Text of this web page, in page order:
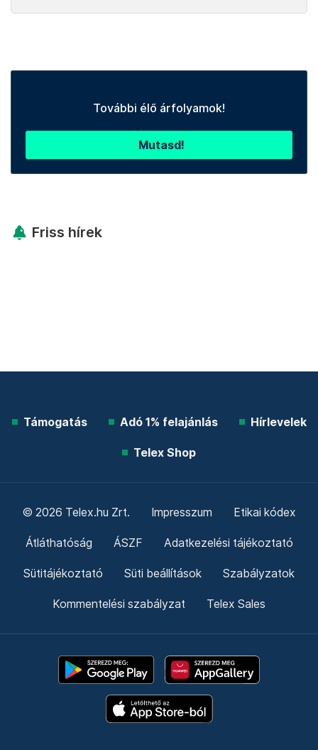
További élő árfolyamok!
Mutasd!
Friss hírek
Támogatás Adó 1% felajánlás Hírlevelek
Telex Shop
© 2026 Telex.hu Zrt. Impresszum Etikai kódex
Átláthatóság ÁSZF Adatkezelési tájékoztató
Sütitájékoztató Süti beállítások Szabályzatok
Kommentelési szabályzat Telex Sales